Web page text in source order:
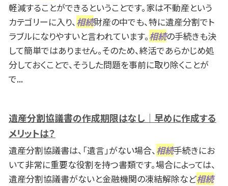
軽減することができるということです。家は不動産という
カテゴリーに入り、 相続財産の中でも、特に遺産分割でト
ラブルになりやすいと言われています。相続の手続きも決
して簡単ではありません。そのため、終活であらかじめ処
分しておくことで、そうした問題を事前に取り除くことが
で...
遺産分割協議書の作成期限はなし｜早めに作成する
メリットは？
遺産分割協議書は、「遺言」がない場合、相続手続きにお
いて非常に重要な役割を持つ書類です。場合によっては、
遺産分割協議書がないと金融機関の凍結解除など相続